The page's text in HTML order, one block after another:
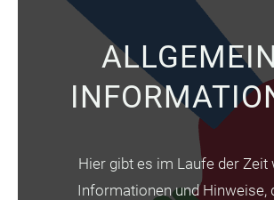
Hier gibt es im Laufe der Zeit
Informationen und Hinweise,